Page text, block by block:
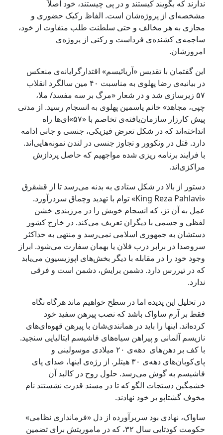
ندارند که بگویند کیستند و در پی چیستند، خود اصلاً
مشخصه‌ا‌ی از پروژه‌شان است. الفاظ رکیک حضوری و
مجازی به هر مخالف و حتی سلطنت طلب متفاوت از خود،
ساچمه‌ی کشنده‌ی فرداست و رکنی از پروژه‌ی
امروزشان.
این گفتمان با تقدیس «آریائیسم» اقتدارگرایانه‌ی منعکس
در بیانیه‌ی رضا پهلوی به مناسبت ۴۰ مین سالگرد انقلاب
۵۷ زیرسازی شد و در شعار «مرگ بر سه مفسد/ ملا،
چپی، مجاهد» خانم یاسمین پهلوی به انسجام رسید. از مدتی
پیش کارزار سازمان‌یافته‌ی تخاصم با «۵۷»ای‌ها راه
انداخته‌اند که در شکل تعرض فیزیکی، جنسی و جانی ادامه
دارد. قتل در ونکوور و تجاوز جنسی در لندن نمونه‌هایی‌اند.
با فرایند برنامه ریزی شده‌ مواجهیم که حاصل پردازش‌
مراکزی‌‌اند.
دستور از بالا در شکل ستادی به بدنه می‌رسد تا از قشقرق
«King Reza Pahlavi» توام با تهدید وچماق سردر‌آورد.
عمل به آن تز، که انسجام خویش را در مرزبندی خشن
لفظی و جسمی با دیگران تعریف می‌کند. در خارج کشور
دستشان به جمهوری اسلامی نمی‌رسد و منتهی به حداکثر
سروصدا در برابر درب فلان یا بهمان سفارت می‌شود. ابراز
وجود خود را در مقابله با دیگر بخش‌های اپوزیسیون می‌یابد
که در تیررس دارد‌. دشمن‌ برایش، دشمن است و فرقی
ندارد.
در تحلیل این پدیده اما در سطح خواهیم ‌ماند هرگاه نگاه
فقط بر آرم ساواک باشد که نصب پیرهن سفید خود
کرده‌اند. اینها را باید در همانندی‌شان با پیرهن قهوه‌ای‌های
نازیسم آلمانی و پیراهن سیاه‌های فاشیسم ایتالیایی سنجید.
با کف بر دهن‌های دهه‌ی ۲۰ میلادی موسولینی و
پای‌کوبان‌های دهه‌ی ۳۰ هیتلر. از رژه‌ی اینها، صدای پای
فاشیسم به گوش می‌رسد. حلول روح در کالبد آن
خشمگین دستجات الگو که تا در مسند قدرت نشستند نام
مخوف گشتاپو بر خود نهادند.
ساواک، نهادی بود سربرآورده از دل «فرمانداری نظامی»
حکومت کودتایی سال ۳۲، که در ماموریتش برای تضمین